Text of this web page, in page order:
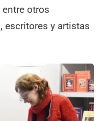
entre otros
escritores y artistas